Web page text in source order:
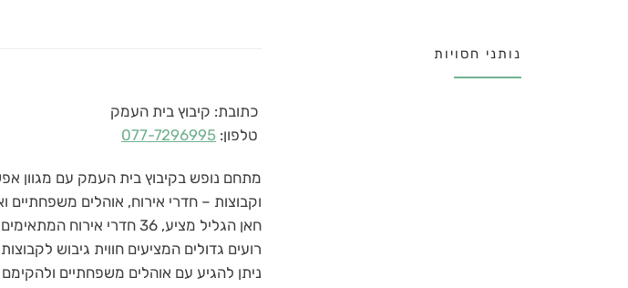
כתובת: קיבוץ בית העמק
טלפון: 077-7296995
מתחם נופש בקיבוץ בית העמק עם מגוון
וקבוצות – חדרי אירוח, אוהלים משפחתיים
רועים גדולים המציעים חווית גיבוש
ניתן להגיע עם אוהלים משפחתיים
נותני חסויות